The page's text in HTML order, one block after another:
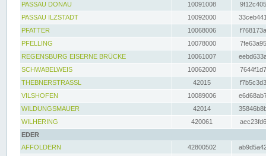
PASSAU DONAU
10091008
PASSAU ILZSTADT
10092000
PFATTER
10068006
PFELLING
10078000
REGENSBURG EISERNE BRÜCKE
10061007
SCHWABELWEIS
10062000
THEBNERSTRASSL
42015
VILSHOFEN
10089006
WILDUNGSMAUER
42014
WILHERING
420061
EDER
AFFOLDERN
42800502